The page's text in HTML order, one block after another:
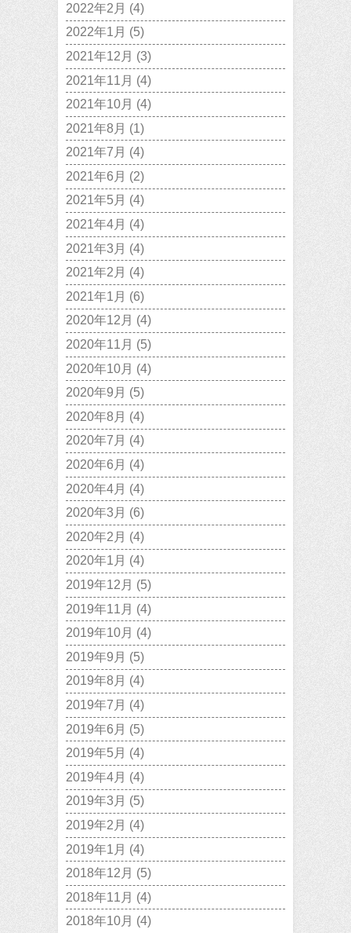
2022年2月 (4)
2022年1月 (5)
2021年12月 (3)
2021年11月 (4)
2021年10月 (4)
2021年8月 (1)
2021年7月 (4)
2021年6月 (2)
2021年5月 (4)
2021年4月 (4)
2021年3月 (4)
2021年2月 (4)
2021年1月 (6)
2020年12月 (4)
2020年11月 (5)
2020年10月 (4)
2020年9月 (5)
2020年8月 (4)
2020年7月 (4)
2020年6月 (4)
2020年4月 (4)
2020年3月 (6)
2020年2月 (4)
2020年1月 (4)
2019年12月 (5)
2019年11月 (4)
2019年10月 (4)
2019年9月 (5)
2019年8月 (4)
2019年7月 (4)
2019年6月 (5)
2019年5月 (4)
2019年4月 (4)
2019年3月 (5)
2019年2月 (4)
2019年1月 (4)
2018年12月 (5)
2018年11月 (4)
2018年10月 (4)